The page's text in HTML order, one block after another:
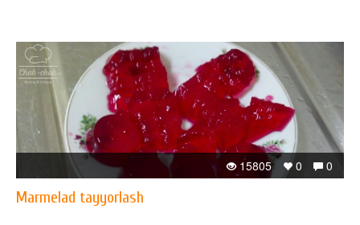
0
0
15805
Marmelad tayyorlash